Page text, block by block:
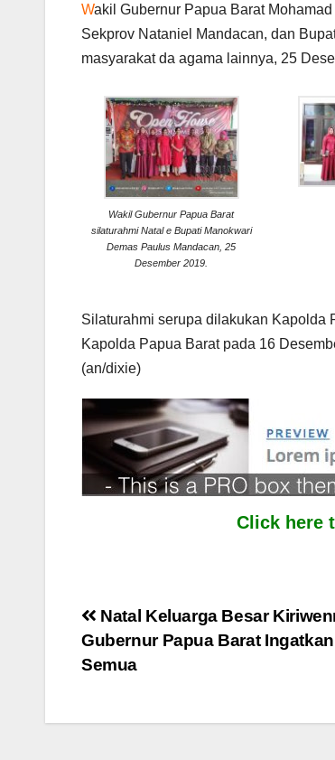
Wakil Gubernur Papua Barat
Sekprov Nataniel Mandacan, dan
masyarakat da agama lainnya, 25
Wakil Gubernur Papua Barat
silaturahmi Natal e Bupati Manokwari
Demas Paulus Mandacan, 25
Desember 2019.
Silaturahmi serupa dilakukan Kapolda
Kapolda Papua Barat pada 16
(an/dixie)
Click here
Post
navigation
Natal Keluarga Besar
Gubernur Papua Barat
Semua